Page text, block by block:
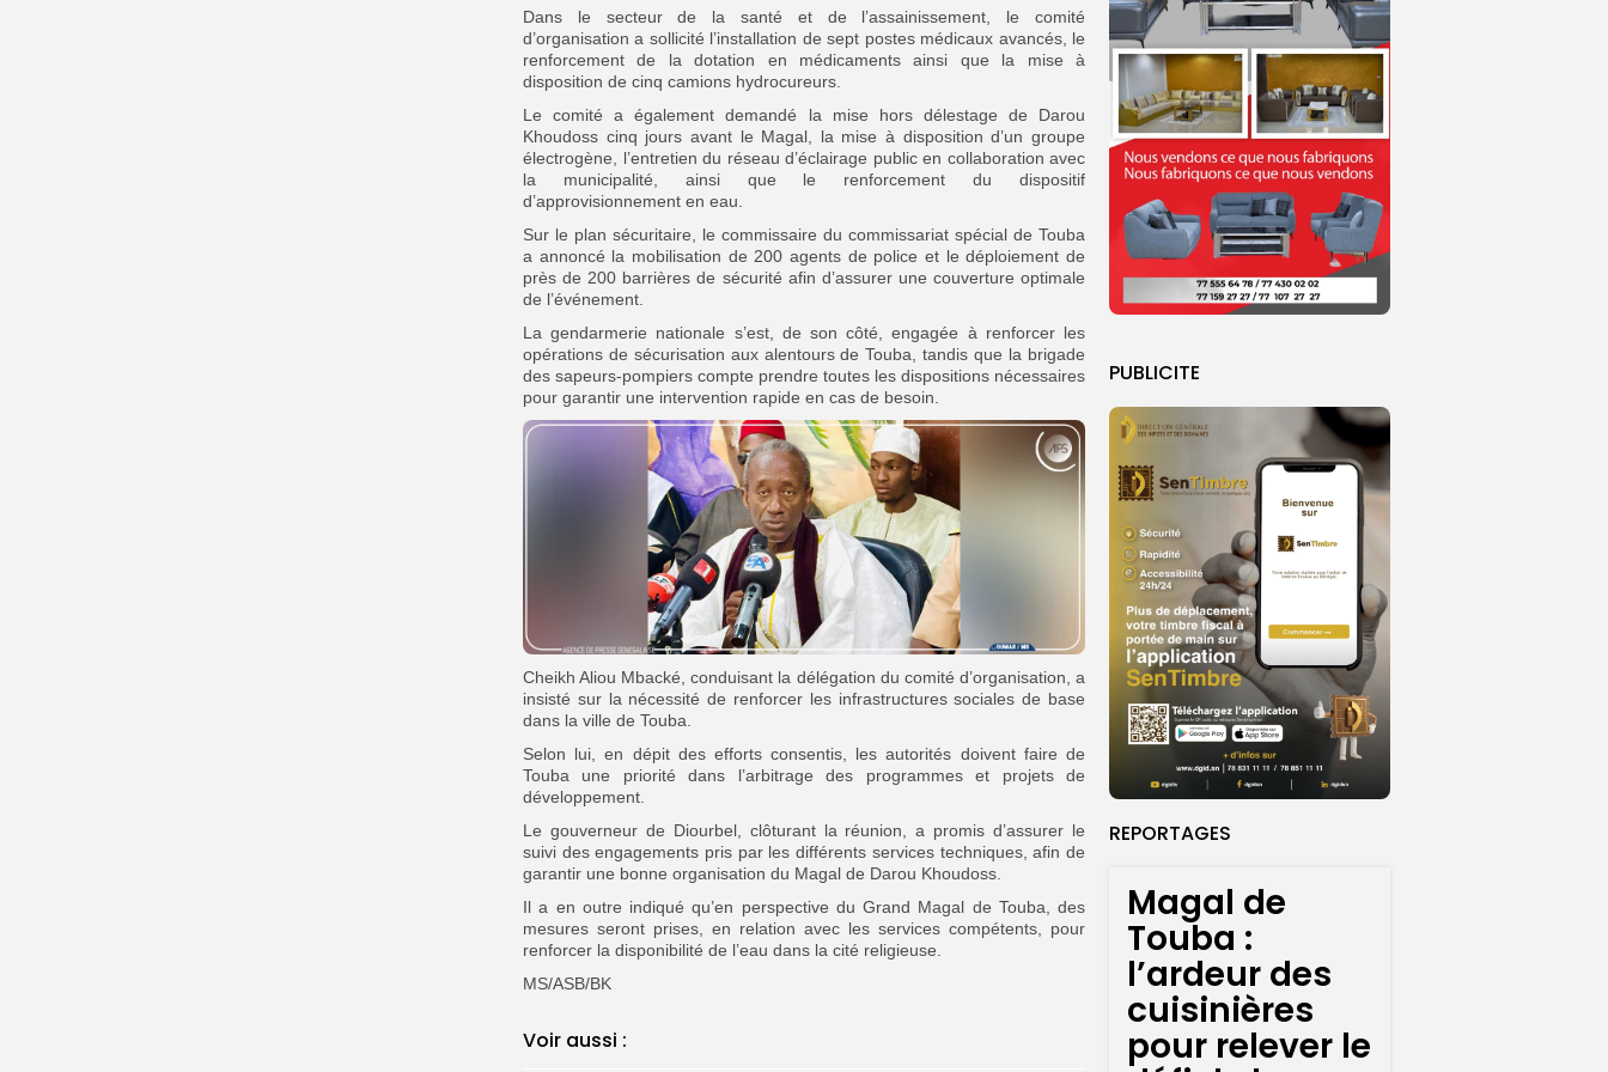
PUBLICITE
REPORTAGES
Magal de
Touba :
l’ardeur des
cuisinières
pour relever le
‎‎Dans le secteur de la santé et de l’assainissement, le comité
d’organisation a sollicité l’installation de sept postes médicaux avancés, le
renforcement de la dotation en médicaments ainsi que la mise à
disposition de cinq camions hydrocureurs.
‎Le comité a également demandé la mise hors délestage de Darou
Khoudoss cinq jours avant le Magal, la mise à disposition d’un groupe
électrogène, l’entretien du réseau d’éclairage public en collaboration avec
la municipalité, ainsi que le renforcement du dispositif
d’approvisionnement en eau.
‎‎Sur le plan sécuritaire, le commissaire du commissariat spécial de Touba
a annoncé la mobilisation de 200 agents de police et le déploiement de
près de 200 barrières de sécurité afin d’assurer une couverture optimale
de l’événement.
‎‎La gendarmerie nationale s’est, de son côté, engagée à renforcer les
opérations de sécurisation aux alentours de Touba, tandis que la brigade
des sapeurs-pompiers compte prendre toutes les dispositions nécessaires
pour garantir une intervention rapide en cas de besoin.
‎‎Cheikh Aliou Mbacké, conduisant la délégation du comité d’organisation, a
insisté sur la nécessité de renforcer les infrastructures sociales de base
dans la ville de Touba.
‎Selon lui, en dépit des efforts consentis, les autorités doivent faire de
Touba une priorité dans l’arbitrage des programmes et projets de
développement.
‎‎Le gouverneur de Diourbel, clôturant la réunion, a promis d’assurer le
suivi des engagements pris par les différents services techniques, afin de
garantir une bonne organisation du Magal de Darou Khoudoss.
‎‎Il a en outre indiqué qu’en perspective du Grand Magal de Touba, des
mesures seront prises, en relation avec les services compétents, pour
renforcer la disponibilité de l’eau dans la cité religieuse.
MS/ASB/BK
Voir aussi :